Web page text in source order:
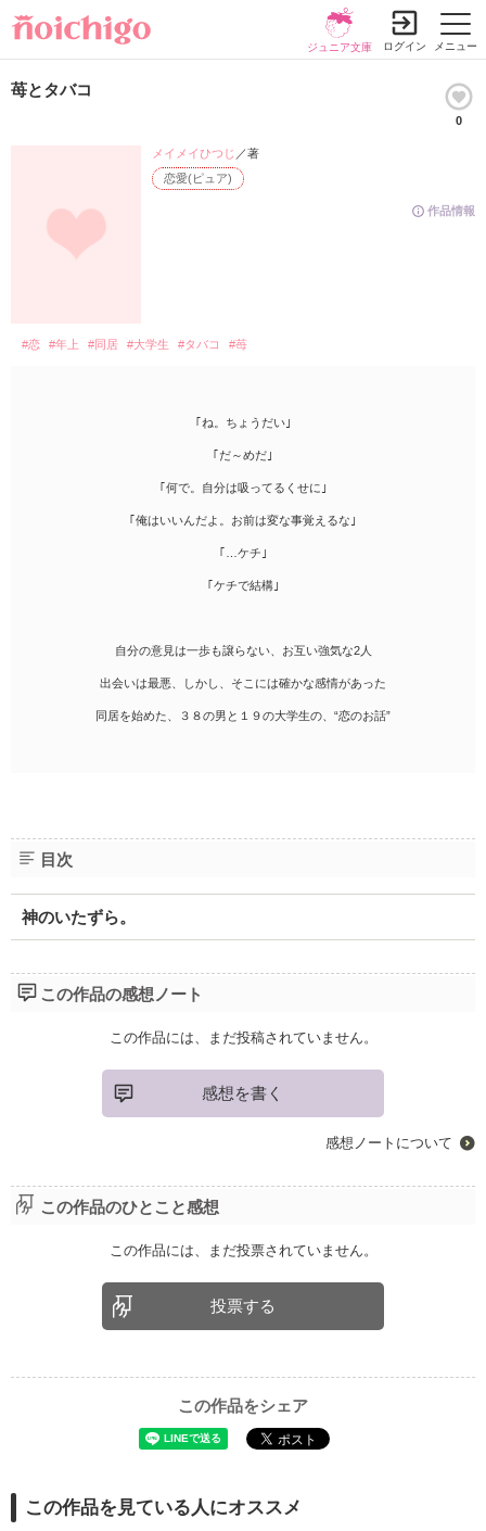
メニュー
ジュニア文庫 ログイン
苺とタバコ
0
作品情報
恋愛(ピュア)
メイメイひつじ ／著
#恋 #年上 #同居 #大学生 #タバコ #苺
｢ね。ちょうだい｣
｢だ～めだ｣
｢何で。自分は吸ってるくせに｣
｢俺はいいんだよ。お前は変な事覚えるな｣
｢…ケチ｣
｢ケチで結構｣
自分の意見は一歩も譲らない、お互い強気な2人
出会いは最悪、しかし、そこには確かな感情があった
同居を始めた、３８の男と１９の大学生の、“恋のお話”
目次
神のいたずら。
この作品の感想ノート
この作品には、まだ投稿されていません。
感想を書く
感想ノートについて
この作品のひとこと感想
この作品には、まだ投票されていません。
投票する
この作品をシェア
この作品を見ている人にオススメ